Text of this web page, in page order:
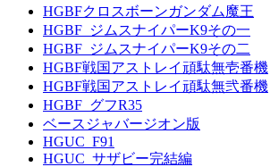
HGBFクロスボーンガンダム魔王
HGBF_ジムスナイパーK9その一
HGBF_ジムスナイパーK9その二
HGBF戦国アストレイ頑駄無壱番機
HGBF戦国アストレイ頑駄無弐番機
HGBF_グフR35
ベースジャバージオン版
HGUC_F91
HGUC_サザビー完結編